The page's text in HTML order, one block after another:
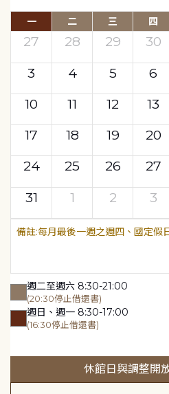
一 二 三 四
27 28 29 30
3
4 5 6
10
11 12 13
17
18 19 20
24
25 26 27
31
1 2 3
每月最後一週之週四、國定假
週二至週六 8:30-21:00
(20:30停止借還書)
週日、週一 8:30-17:00
(16:30停止借還書)
休館日與調整開